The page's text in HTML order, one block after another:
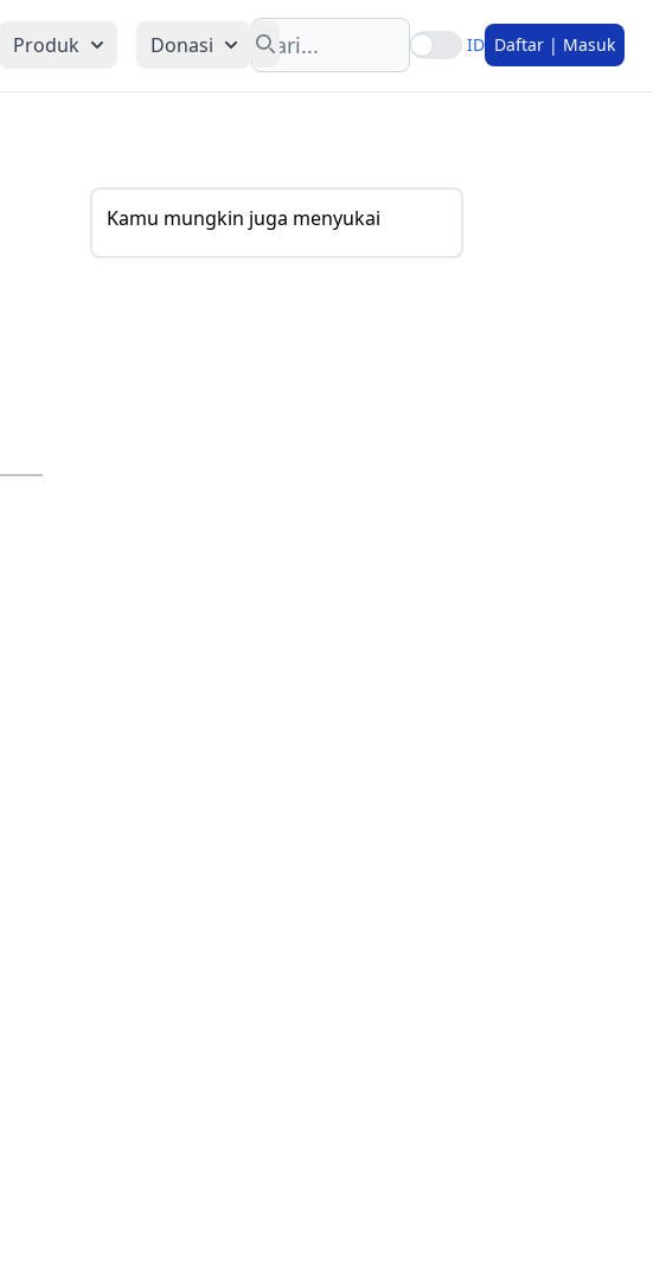
Produk Donasi
Search
ID Daftar | Masuk
Kamu mungkin juga menyukai